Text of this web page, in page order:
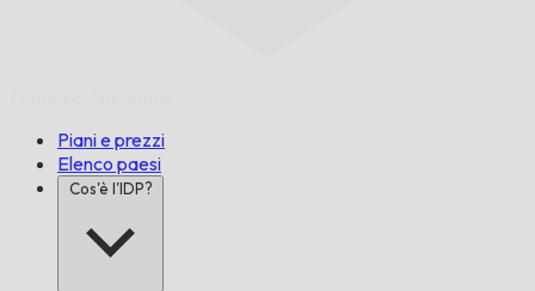
Piani e prezzi
Elenco paesi
Cos'è l'IDP?